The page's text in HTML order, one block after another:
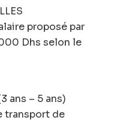
proposé par
Dhs selon le
ans – 5 ans)
transport de